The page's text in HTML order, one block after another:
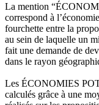
La mention
correspond à
fourchette entre la
au sein de laquelle un
fait une demande de
dans le rayon
Les ÉCONOMIES
calculés grâce à une